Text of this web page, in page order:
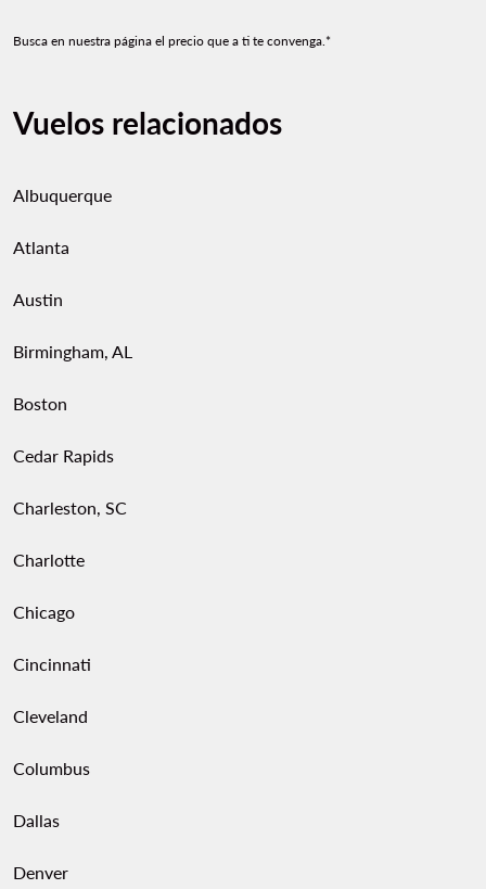
Busca en nuestra página el precio que a ti te convenga.*
Vuelos relacionados
Albuquerque
Atlanta
Austin
Birmingham, AL
Boston
Cedar Rapids
Charleston, SC
Charlotte
Chicago
Cincinnati
Cleveland
Columbus
Dallas
Denver